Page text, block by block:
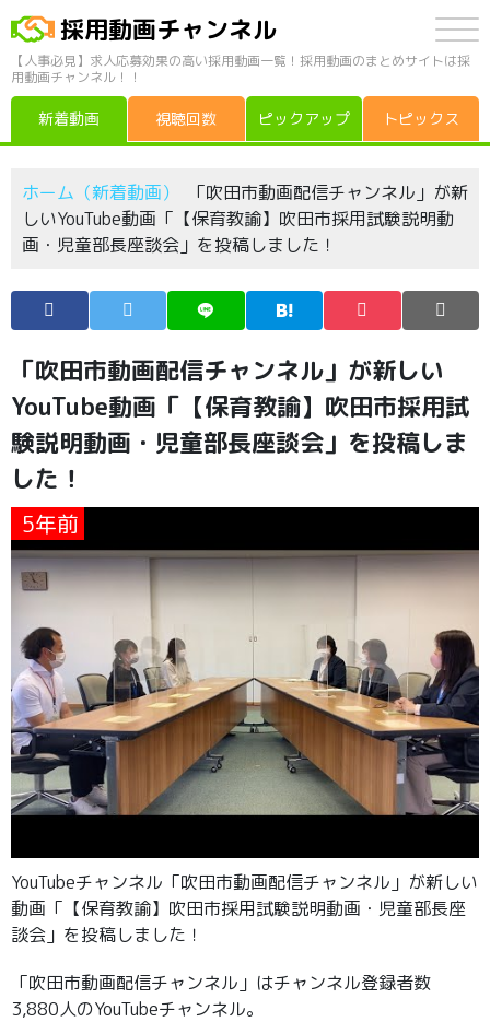
採用動画チャンネル
【人事必見】求人応募効果の高い採用動画一覧！採用動画のまとめサイトは採
用動画チャンネル！！
新着動画 視聴回数 ピックアップ トピックス
ホーム（新着動画）
「吹田市動画配信チャンネル」が新
しいYouTube動画「【保育教諭】吹田市採用試験説明動
画・児童部長座談会」を投稿しました！
「吹田市動画配信チャンネル」が新しい
YouTube動画「【保育教諭】吹田市採用試
験説明動画・児童部長座談会」を投稿しま
した！
5年前
YouTubeチャンネル「吹田市動画配信チャンネル」が新しい
動画「【保育教諭】吹田市採用試験説明動画・児童部長座
談会」を投稿しました！
「吹田市動画配信チャンネル」はチャンネル登録者数
3,880人のYouTubeチャンネル。